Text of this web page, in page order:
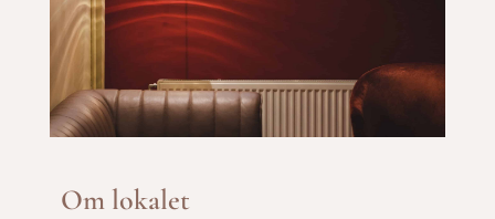
Om lokalet